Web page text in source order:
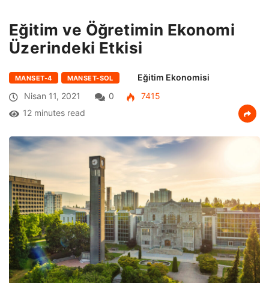
Eğitim ve Öğretimin Ekonomi
Üzerindeki Etkisi
MANSET-4 MANSET-SOL
Eğitim Ekonomisi
Nisan 11, 2021
0
7415
12 minutes read